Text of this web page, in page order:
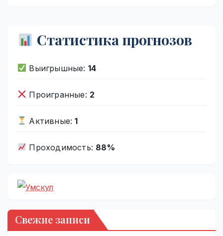
Статистика прогнозов
Выигрышные: 14
Проигранные: 2
Активные:1
Проходимость: 88%
Свежие записи